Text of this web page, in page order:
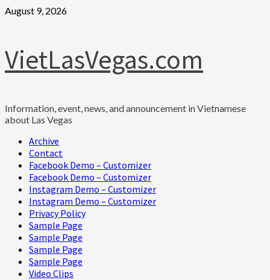
Skip
August 9, 2026
VietLasVegas.com
Information, event, news, and announcement in Vietnamese
about Las Vegas
Primary
Menu
Archive
Contact
Facebook Demo – Customizer
Facebook Demo – Customizer
Instagram Demo – Customizer
Instagram Demo – Customizer
Privacy Policy
Sample Page
Sample Page
Sample Page
Sample Page
Video Clips